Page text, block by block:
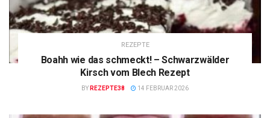
REZEPTE
Boahh wie das schmeckt! – Schwarzwälder
Kirsch vom Blech Rezept
BY REZEPTE38 14 FEBRUAR 2026